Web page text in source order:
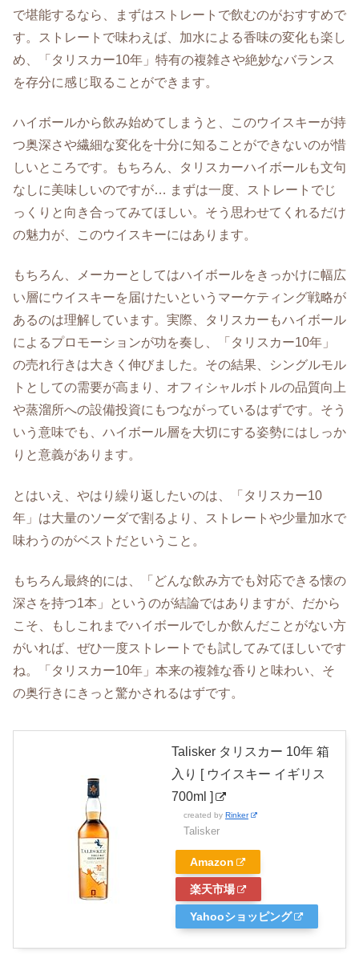
で堪能するなら、まずはストレートで飲むのがおすすめで
す。ストレートで味わえば、加水による香味の変化も楽し
め、「タリスカー10年」特有の複雑さや絶妙なバランス
を存分に感じ取ることができます。
ハイボールから飲み始めてしまうと、このウイスキーが持
つ奥深さや繊細な変化を十分に知ることができないのが惜
しいところです。もちろん、タリスカーハイボールも文句
なしに美味しいのですが… まずは一度、ストレートでじ
っくりと向き合ってみてほしい。そう思わせてくれるだけ
の魅力が、このウイスキーにはあります。
もちろん、メーカーとしてはハイボールをきっかけに幅広
い層にウイスキーを届けたいというマーケティング戦略が
あるのは理解しています。実際、タリスカーもハイボール
によるプロモーションが功を奏し、「タリスカー10年」
の売れ行きは大きく伸びました。その結果、シングルモル
トとしての需要が高まり、オフィシャルボトルの品質向上
や蒸溜所への設備投資にもつながっているはずです。そう
いう意味でも、ハイボール層を大切にする姿勢にはしっか
りと意義があります。
とはいえ、やはり繰り返したいのは、「タリスカー10
年」は大量のソーダで割るより、ストレートや少量加水で
味わうのがベストだということ。
もちろん最終的には、「どんな飲み方でも対応できる懐の
深さを持つ1本」というのが結論ではありますが、だから
こそ、もしこれまでハイボールでしか飲んだことがない方
がいれば、ぜひ一度ストレートでも試してみてほしいです
ね。「タリスカー10年」本来の複雑な香りと味わい、そ
の奥行きにきっと驚かされるはずです。
Talisker タリスカー 10年 箱
入り [ ウイスキー イギリス
700ml ]
created by Rinker
Talisker
Amazon
楽天市場
Yahooショッピング